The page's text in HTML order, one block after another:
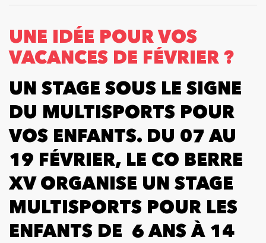
UNE IDÉE POUR VOS
VACANCES DE FÉVRIER ?
UN STAGE SOUS LE SIGNE
DU MULTISPORTS POUR
VOS ENFANTS. DU 07 AU
19 FÉVRIER, LE CO BERRE
XV ORGANISE UN STAGE
MULTISPORTS POUR LES
ENFANTS DE 6 ANS À 14